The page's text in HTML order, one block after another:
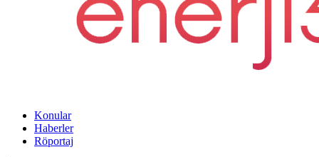
Konular
Haberler
Röportaj